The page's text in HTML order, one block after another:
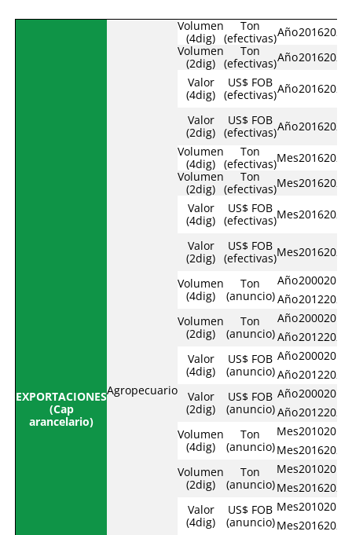
EXPORTACIONES
(Cap
arancelario)
Agropecuario
Volumen
(4dig)
Ton
(efectivas)Año20162021
Volumen
(2dig)
Ton
(efectivas)Año20162021
Valor
(4dig)
US$ FOB
(efectivas)Año20162021
Valor
(2dig)
US$ FOB
(efectivas)Año20162021
Volumen
(4dig)
Ton
(efectivas)Mes20162021
Volumen
(2dig)
Ton
(efectivas)Mes20162021
Valor
(4dig)
US$ FOB
(efectivas)Mes20162021
Valor
(2dig)
US$ FOB
(efectivas)Mes20162021
Volumen
(4dig)
Ton
(anuncio)
Año20002011
Año20122021
Volumen
(2dig)
Ton
(anuncio)
Año20002011
Año20122021
Valor
(4dig)
US$ FOB
(anuncio)
Año20002011
Año20122021
Valor
(2dig)
US$ FOB
(anuncio)
Año20002011
Año20122021
Volumen
(4dig)
Ton
(anuncio)
Mes20102015
Mes20162021
Volumen
(2dig)
Ton
(anuncio)
Mes20102015
Mes20162021
Valor
(4dig)
US$ FOB
(anuncio)
Mes20102015
Mes20162021